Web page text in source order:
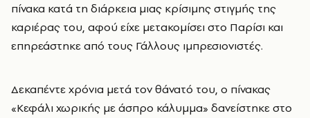
πίνακα κατά τη διάρκεια μιας κρίσιμης στιγμής της
καριέρας του, αφού είχε μετακομίσει στο Παρίσι και
επηρεάστηκε από τους Γάλλους ιμπρεσιονιστές.
Δεκαπέντε χρόνια μετά τον θάνατό του, ο πίνακας
«Κεφάλι χωρικής με άσπρο κάλυμμα» δανείστηκε στο